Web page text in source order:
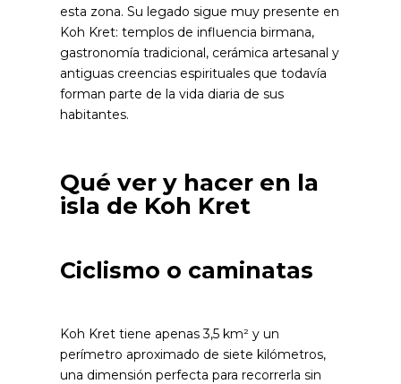
esta zona. Su legado sigue muy presente en
Koh Kret: templos de influencia birmana,
gastronomía tradicional, cerámica artesanal y
antiguas creencias espirituales que todavía
forman parte de la vida diaria de sus
habitantes.
Qué ver y hacer en la
isla de Koh Kret
Ciclismo o caminatas
Koh Kret tiene apenas 3,5 km² y un
perímetro aproximado de siete kilómetros,
una dimensión perfecta para recorrerla sin